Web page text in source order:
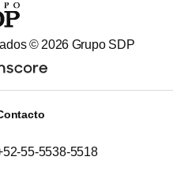
© 2026 Grupo SDP
55-5538-5518